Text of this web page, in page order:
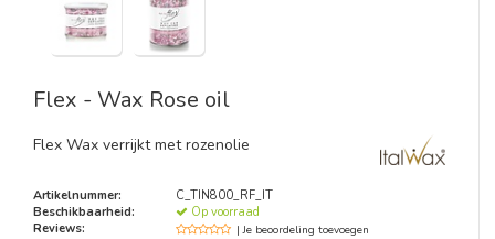
Flex - Wax Rose oil
Flex Wax verrijkt met rozenolie
Artikelnummer:
C_TIN800_RF_IT
Beschikbaarheid:
Op voorraad
Reviews:
| Je beoordeling toevoegen